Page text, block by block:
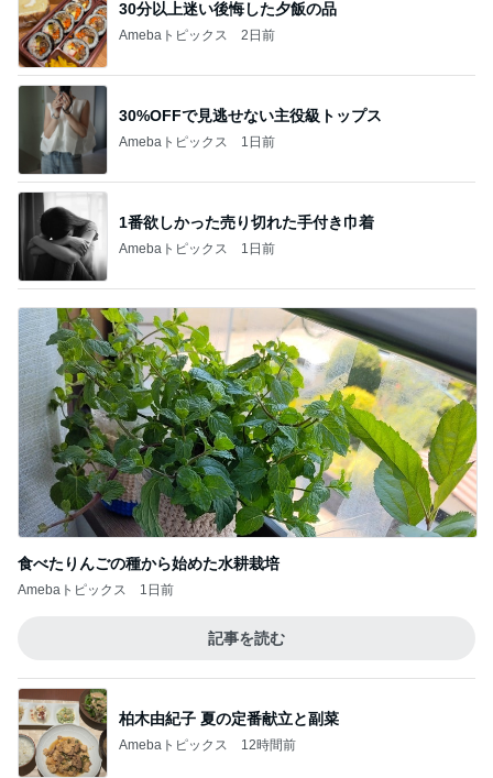
30分以上迷い後悔した夕飯の品
Amebaトピックス 2日前
30%OFFで見逃せない主役級トップス
Amebaトピックス 1日前
1番欲しかった売り切れた手付き巾着
Amebaトピックス 1日前
食べたりんごの種から始めた水耕栽培
Amebaトピックス 1日前
記事を読む
柏木由紀子 夏の定番献立と副菜
Amebaトピックス 12時間前